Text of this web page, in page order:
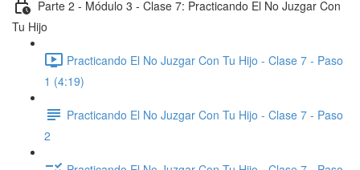
Parte 2 - Módulo 3 - Clase 7: Practicando El No Juzgar Con
Tu Hijo
Practicando El No Juzgar Con Tu Hijo - Clase 7 - Paso
1 (4:19)
Practicando El No Juzgar Con Tu Hijo - Clase 7 - Paso
2